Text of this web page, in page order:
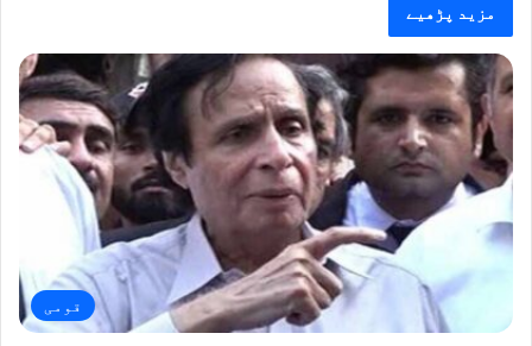
مزید پڑھیے
قومی